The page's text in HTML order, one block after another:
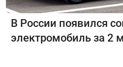
В России появился
электромобиль за 2